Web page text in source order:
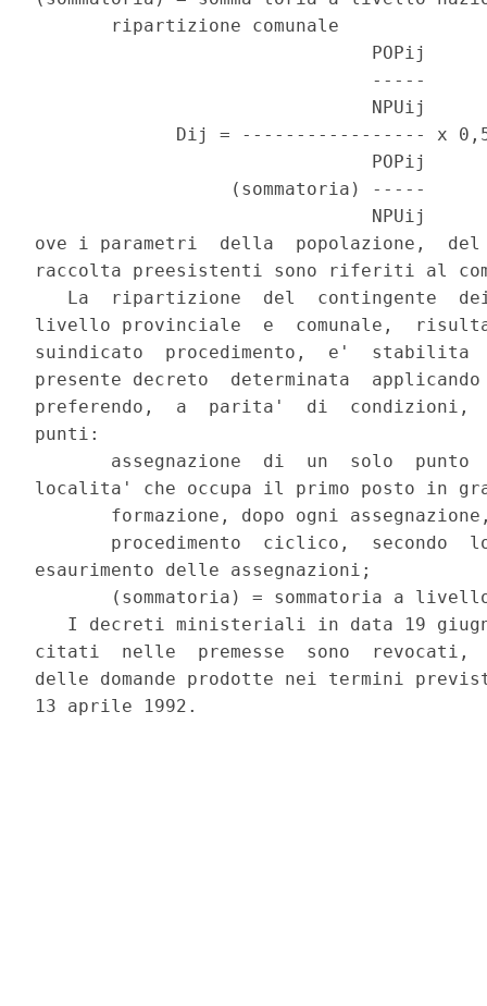
       ripartizione comunale
POPij
-----
NPUij
Dij = ----------------- x
POPij
(sommatoria) -----
NPUij
ove i parametri  della  popolazione,
raccolta preesistenti sono riferiti al
La  ripartizione  del  contingente
livello provinciale  e  comunale,
suindicato  procedimento,  e'
presente decreto  determinata
preferendo,  a  parita'  di
punti:
assegnazione  di  un  solo  punto
localita' che occupa il primo posto in
formazione, dopo ogni
procedimento  ciclico,  secondo
esaurimento delle assegnazioni;
(sommatoria) = sommatoria a
I decreti ministeriali in data 19
citati  nelle  premesse  sono  revocati,
delle domande prodotte nei termini